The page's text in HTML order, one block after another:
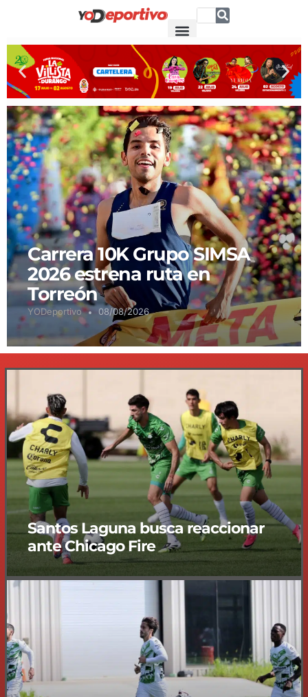
Carrera 10K Grupo SIMSA
2026 estrena ruta en
Torreón
YODeportivo 08/08/2026
Santos Laguna busca reaccionar
ante Chicago Fire